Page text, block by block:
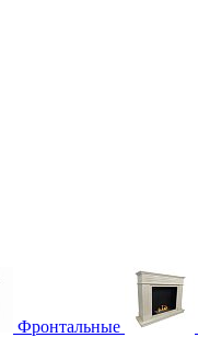
Фронтальные